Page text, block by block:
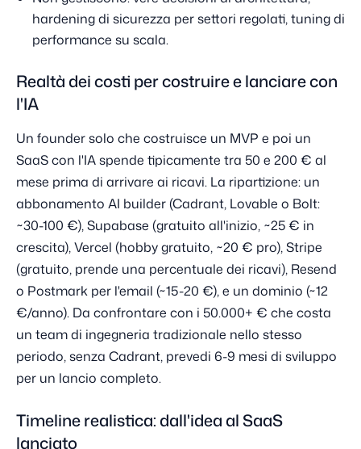
hardening di sicurezza per settori regolati, tuning di
performance su scala.
Realtà dei costi per costruire e lanciare con
l'IA
Un founder solo che costruisce un MVP e poi un
SaaS con l'IA spende tipicamente tra 50 e 200 € al
mese prima di arrivare ai ricavi. La ripartizione: un
abbonamento AI builder (Cadrant, Lovable o Bolt:
~30-100 €), Supabase (gratuito all'inizio, ~25 € in
crescita), Vercel (hobby gratuito, ~20 € pro), Stripe
(gratuito, prende una percentuale dei ricavi), Resend
o Postmark per l'email (~15-20 €), e un dominio (~12
€/anno). Da confrontare con i 50.000+ € che costa
un team di ingegneria tradizionale nello stesso
periodo, senza Cadrant, prevedi 6-9 mesi di sviluppo
per un lancio completo.
Timeline realistica: dall'idea al SaaS
lanciato